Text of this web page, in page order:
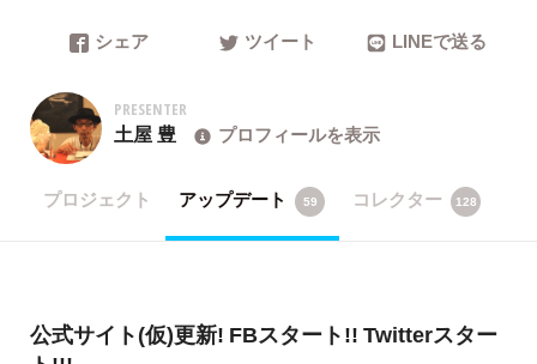
シェア ツイート LINEで送る
PRESENTER
土屋 豊 プロフィールを表示
プロジェクト アップデート 59 コレクター 128
公式サイト(仮)更新! FBスタート!! Twitterスター